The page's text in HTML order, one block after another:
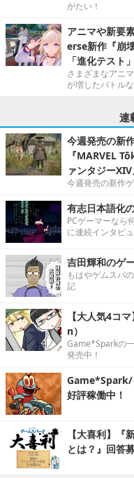
がたい！
アニマや新要
erse新作『崩
「進化テスト
さまざまなアニ
が増したバトル
連
今週発売の新
『MARVEL
ァンタジー
今週発売の新作
有志日本語化
PCゲーマーなら
に連続インタビュ
吉田輝和のゲ
もはやゲムスパ
記
【大人気4コ
n）
Game*Sparkの
発売中！
Game*Spark/
好評稼働中！
【大喜利】『
とは？』回答